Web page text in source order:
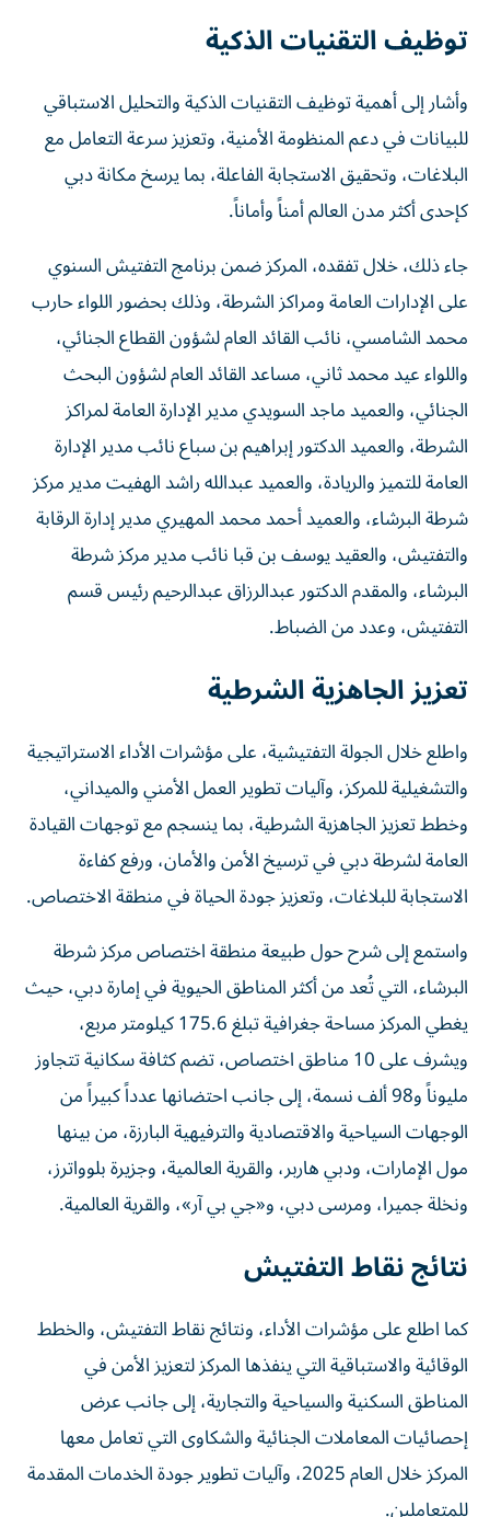
توظيف التقنيات الذكية
وأشار إلى أهمية توظيف التقنيات الذكية والتحليل الاستباقي
للبيانات في دعم المنظومة الأمنية، وتعزيز سرعة التعامل مع
البلاغات، وتحقيق الاستجابة الفاعلة، بما يرسخ مكانة دبي
كإحدى أكثر مدن العالم أمناً وأماناً.
جاء ذلك، خلال تفقده، المركز ضمن برنامج التفتيش السنوي
على الإدارات العامة ومراكز الشرطة، وذلك بحضور اللواء حارب
محمد الشامسي، نائب القائد العام لشؤون القطاع الجنائي،
واللواء عيد محمد ثاني، مساعد القائد العام لشؤون البحث
الجنائي، والعميد ماجد السويدي مدير الإدارة العامة لمراكز
الشرطة، والعميد الدكتور إبراهيم بن سباع نائب مدير الإدارة
العامة للتميز والريادة، والعميد عبدالله راشد الهفيت مدير مركز
شرطة البرشاء، والعميد أحمد محمد المهيري مدير إدارة الرقابة
والتفتيش، والعقيد يوسف بن قبا نائب مدير مركز شرطة
البرشاء، والمقدم الدكتور عبدالرزاق عبدالرحيم رئيس قسم
التفتيش، وعدد من الضباط.
تعزيز الجاهزية الشرطية
واطلع خلال الجولة التفتيشية، على مؤشرات الأداء الاستراتيجية
والتشغيلية للمركز، وآليات تطوير العمل الأمني والميداني،
وخطط تعزيز الجاهزية الشرطية، بما ينسجم مع توجهات القيادة
العامة لشرطة دبي في ترسيخ الأمن والأمان، ورفع كفاءة
الاستجابة للبلاغات، وتعزيز جودة الحياة في منطقة الاختصاص.
واستمع إلى شرح حول طبيعة منطقة اختصاص مركز شرطة
البرشاء، التي تُعد من أكثر المناطق الحيوية في إمارة دبي، حيث
يغطي المركز مساحة جغرافية تبلغ 175.6 كيلومتر مربع،
ويشرف على 10 مناطق اختصاص، تضم كثافة سكانية تتجاوز
مليوناً و98 ألف نسمة، إلى جانب احتضانها عدداً كبيراً من
الوجهات السياحية والاقتصادية والترفيهية البارزة، من بينها
مول الإمارات، ودبي هاربر، والقرية العالمية، وجزيرة بلوواترز،
ونخلة جميرا، ومرسى دبي، و«جي بي آر»، والقرية العالمية.
نتائج نقاط التفتيش
كما اطلع على مؤشرات الأداء، ونتائج نقاط التفتيش، والخطط
الوقائية والاستباقية التي ينفذها المركز لتعزيز الأمن في
المناطق السكنية والسياحية والتجارية، إلى جانب عرض
إحصائيات المعاملات الجنائية والشكاوى التي تعامل معها
المركز خلال العام 2025، وآليات تطوير جودة الخدمات المقدمة